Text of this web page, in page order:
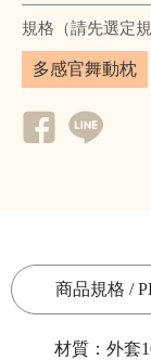
規格（請先選定規
多感官舞動枕
商品規格 /
材質：外套